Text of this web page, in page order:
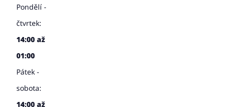
Pondělí -
čtvrtek:
14:00 až
01:00
Pátek -
sobota:
14:00 až